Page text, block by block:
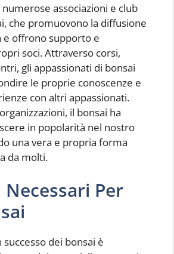
associazioni e club
che promuovono la diffusione
e offrono supporto e
soci. Attraverso corsi,
gli appassionati di bonsai
le proprie conoscenze e
con altri appassionati.
il bonsai ha
in popolarità nel nostro
una vera e propria forma
da molti.
Per
dei bonsai è